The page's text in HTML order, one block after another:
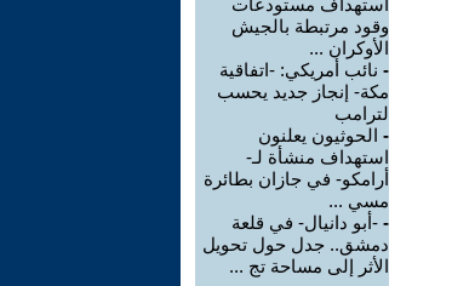
استهداف مستودعات
وقود مرتبطة بالجيش
الأوكران ...
- نائب أمريكي: -اتفاقية
مكة- إنجاز جديد يحسب
لترامب
- الحوثيون يعلنون
استهداف منشأة لـ-
أرامكو- في جازان بطائرة
مسي ...
- -أبو دانيال- في قلعة
دمشق.. جدل حول تحويل
الأثر إلى مساحة تج ...